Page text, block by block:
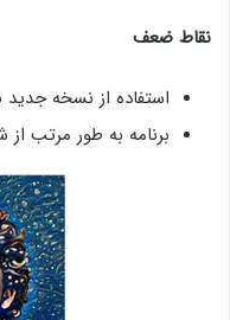
نقاط ضعف
استفاده از نسخه
برنامه به طور مرتب